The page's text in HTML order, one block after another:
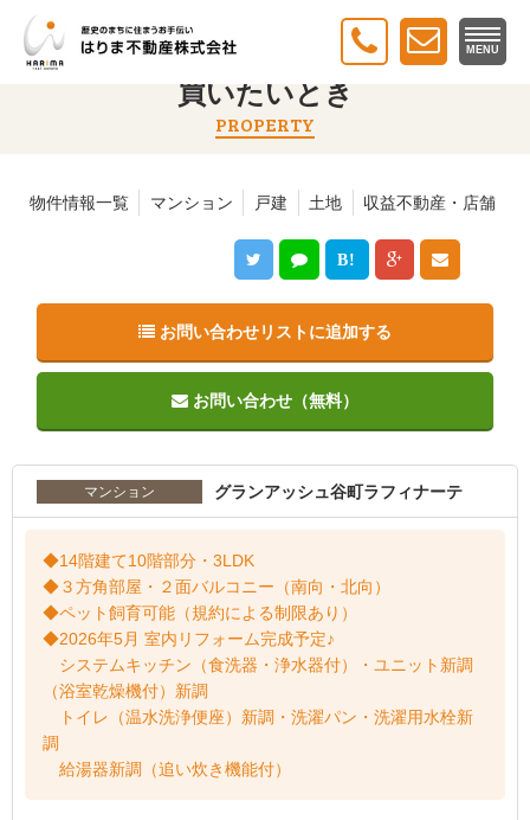
MENU
トップ＞買いたいとき＞ グランアッシュ谷町ラフィナーテ
買いたいとき
PROPERTY
物件情報一覧 マンション 戸建 土地 収益不動産・店舗
B!
お問い合わせリストに追加する
お問い合わせ（無料）
マンション グランアッシュ谷町ラフィナーテ
◆14階建て10階部分・3LDK
◆３方角部屋・２面バルコニー（南向・北向）
◆ペット飼育可能（規約による制限あり）
◆2026年5月 室内リフォーム完成予定♪
システムキッチン（食洗器・浄水器付）・ユニット新調
（浴室乾燥機付）新調
トイレ（温水洗浄便座）新調・洗濯パン・洗濯用水栓新
調
給湯器新調（追い炊き機能付）